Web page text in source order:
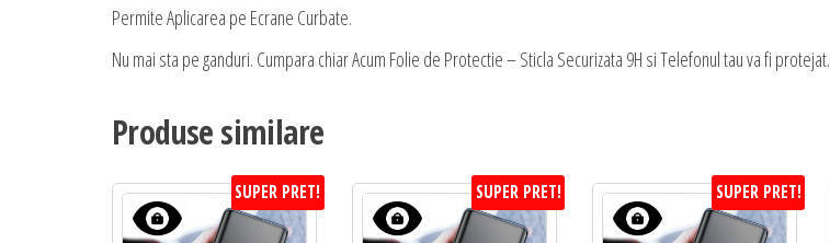
Permite Aplicarea pe Ecrane Curbate.
Nu mai sta pe ganduri. Cumpara chiar Acum Folie de Protectie – Sticla Securizata 9H si Telefonul tau va fi protejat.
Produse similare
SUPER PRET! SUPER PRET! SUPER PRET!